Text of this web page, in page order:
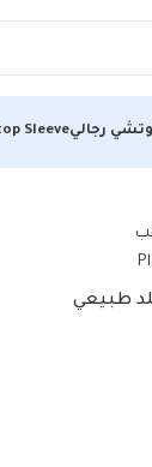
رجاليSleeve
طبيعي